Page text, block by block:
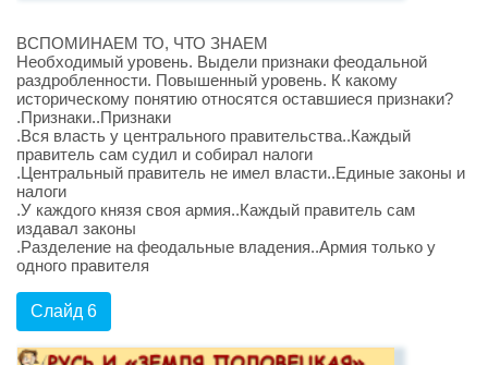
ВСПОМИНАЕМ ТО, ЧТО ЗНАЕМ
Необходимый уровень. Выдели признаки феодальной
раздробленности. Повышенный уровень. К какому
историческому понятию относятся оставшиеся признаки?
.Признаки..Признаки
.Вся власть у центрального правительства..Каждый
правитель сам судил и собирал налоги
.Центральный правитель не имел власти..Единые законы и
налоги
.У каждого князя своя армия..Каждый правитель сам
издавал законы
.Разделение на феодальные владения..Армия только у
одного правителя
Слайд 6